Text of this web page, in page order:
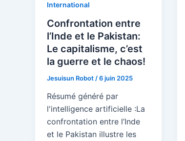
International
Confrontation entre
l’Inde et le Pakistan:
Le capitalisme, c’est
la guerre et le chaos!
Jesuisun Robot /6 juin 2025
Résumé généré par
l'intelligence artificielle :La
confrontation entre l’Inde
et le Pakistan illustre les